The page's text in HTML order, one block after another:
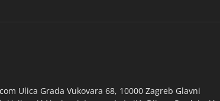
Ulica Grada Vukovara 68, 10000 Zagreb Glavni